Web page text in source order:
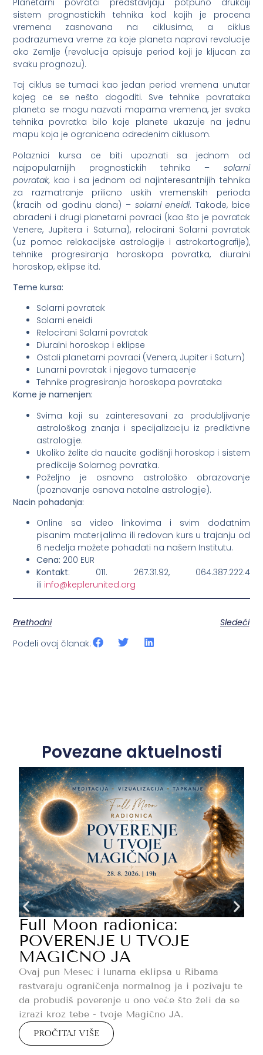
sistem prognostickih tehnika kod kojih je procena
vremena zasnovana na ciklusima, a ciklus
podrazumeva vreme za koje planeta napravi revolucije
oko Zemlje (revolucija opisuje period koji je kljucan za
svaku prognozu).
Taj ciklus se tumaci kao jedan period vremena unutar
kojeg ce se nešto dogoditi. Sve tehnike povrataka
planeta se mogu nazvati mapama vremena, jer svaka
tehnika povratka bilo koje planete ukazuje na jednu
mapu koja je ogranicena odredenim ciklusom.
Polaznici kursa ce biti upoznati sa jednom od
najpopularnijih prognostickih tehnika – solarni
povratak, kao i sa jednom od najinteresantnijih tehnika
za razmatranje prilicno uskih vremenskih perioda
(kracih od godinu dana) – solarni eneidi. Takode, bice
obradeni i drugi planetarni povraci (kao što je povratak
Venere, Jupitera i Saturna), relocirani Solarni povratak
(uz pomoc relokacijske astrologije i astrokartografije),
tehnike progresiranja horoskopa povratka, diuralni
horoskop, eklipse itd.
Teme kursa:
Solarni povratak
Solarni eneidi
Relocirani Solarni povratak
Diuralni horoskop i eklipse
Ostali planetarni povraci (Venera, Jupiter i Saturn)
Lunarni povratak i njegovo tumacenje
Tehnike progresiranja horoskopa povrataka
Kome je namenjen:
Svima koji su zainteresovani za produbljivanje
astrološkog znanja i specijalizaciju iz prediktivne
astrologije.
Ukoliko želite da naucite godišnji horoskop i sistem
predikcije Solarnog povratka.
Poželjno je osnovno astrološko obrazovanje
(poznavanje osnova natalne astrologije).
Nacin pohadanja:
Online sa video linkovima i svim dodatnim
pisanim materijalima ili redovan kurs u trajanju od
6 nedelja možete pohadati na našem Institutu.
Cena: 200 EUR
Kontakt: 011. 267.31.92, 064.387.222.4
ili info@keplerunited.org
Prethodni
Sledeći
Podeli ovaj članak:
Povezane aktuelnosti
Full Moon radionica:
POVERENJE U TVOJE
MAGIČNO JA
Ovaj pun Mesec i lunarna eklipsa u Ribama
rastvaraju ograničenja normalnog ja i pozivaju te
da probudiš poverenje u ono veće što želi da se
izrazi kroz tebe - tvoje Magično JA.
PROČITAJ VIŠE